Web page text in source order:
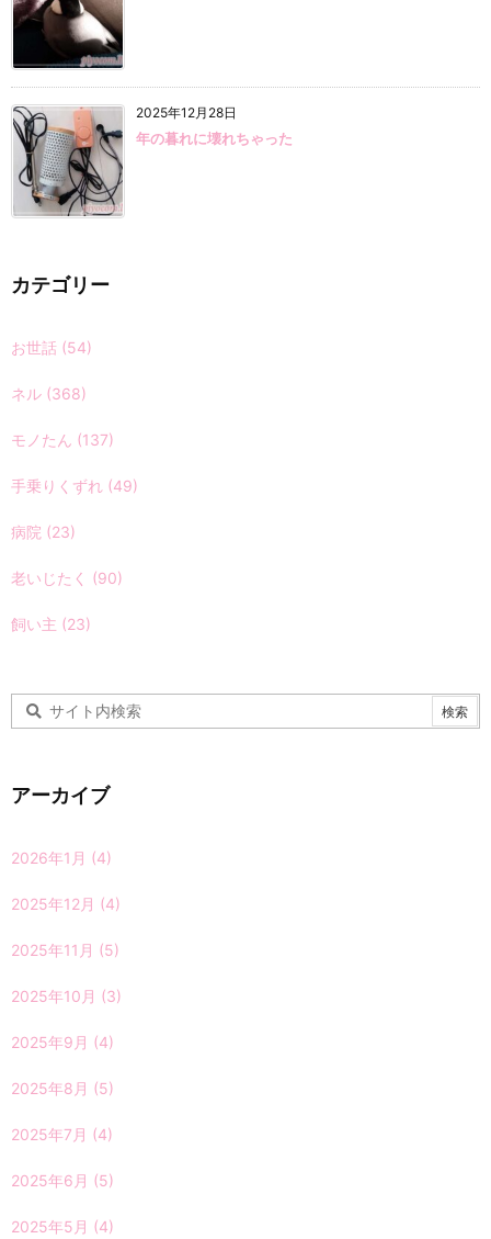
2025年12月28日
年の暮れに壊れちゃった
カテゴリー
お世話 (54)
ネル (368)
モノたん (137)
手乗りくずれ (49)
病院 (23)
老いじたく (90)
飼い主 (23)
アーカイブ
2026年1月 (4)
2025年12月 (4)
2025年11月 (5)
2025年10月 (3)
2025年9月 (4)
2025年8月 (5)
2025年7月 (4)
2025年6月 (5)
2025年5月 (4)